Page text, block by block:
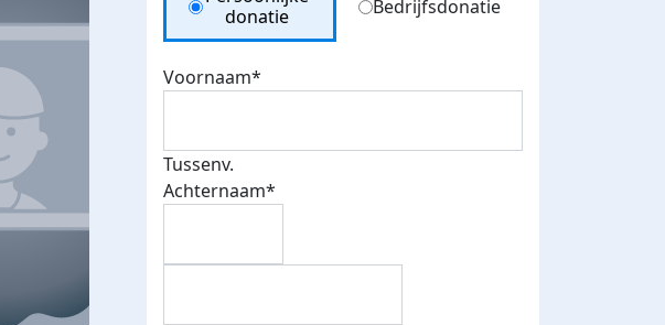
donatie
Bedrijfsdonatie
Voornaam*
Tussenv.
Achternaam*